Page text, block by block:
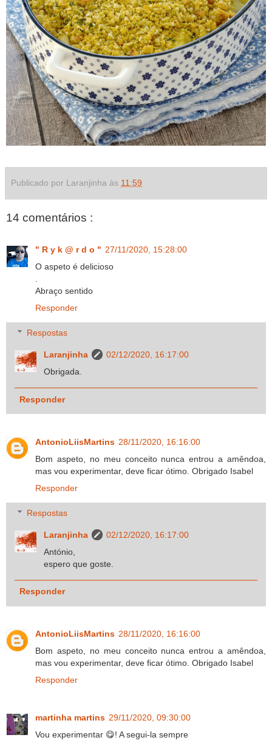
Publicado por Laranjinha às 11:59
14 comentários :
" R y k @ r d o " 27/11/2020, 15:28:00
O aspeto é delicioso
Abraço sentido
Responder
Respostas
Laranjinha
02/12/2020, 16:17:00
Obrigada.
Responder
AntonioLiisMartins 28/11/2020, 16:16:00
Bom aspeto, no meu conceito nunca entrou a amêndoa,
mas vou experimentar, deve ficar ótimo. Obrigado Isabel
Responder
Respostas
Laranjinha
02/12/2020, 16:17:00
António,
espero que goste.
Responder
AntonioLiisMartins 28/11/2020, 16:16:00
Bom aspeto, no meu conceito nunca entrou a amêndoa,
mas vou experimentar, deve ficar ótimo. Obrigado Isabel
Responder
martinha martins 29/11/2020, 09:30:00
Vou experimentar 😋! A segui-la sempre